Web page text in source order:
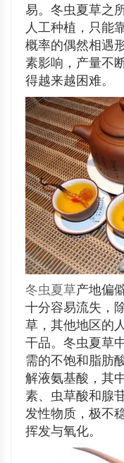
易。冬虫夏草之
人工种植，只能
概率的偶然相遇
素影响，产量不
得越来越困难。
冬虫夏草产地偏
十分容易流失，
草，其他地区的
干品。冬虫夏草
需的不饱和脂肪
解液氨基酸，其
素、虫草酸和腺
发性物质，极不
挥发与氧化。